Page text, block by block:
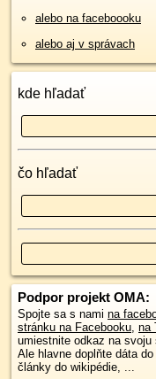
alebo na faceboooku
alebo aj v správach
kde hľadať
čo hľadať
Podpor projekt OMA:
Spojte sa s nami na
stránku na Facebooku, na
umiestnite odkaz na svoju
Ale hlavne doplňte dáta
články do wikipédie, ...